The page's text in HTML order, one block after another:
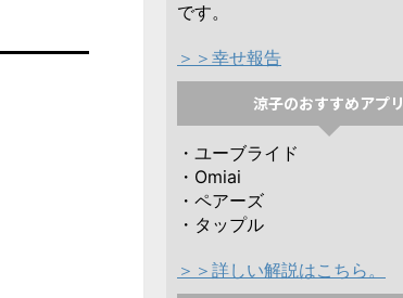
です。
＞＞幸せ報告
涼子のおすすめアプリ
・ユーブライド
・Omiai
・ペアーズ
・タップル
＞＞詳しい解説はこちら。